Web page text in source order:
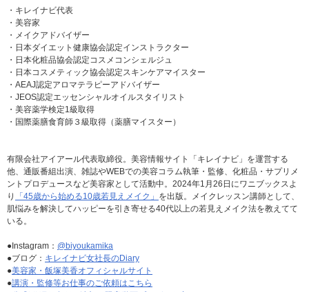
・キレイナビ代表
・美容家
・メイクアドバイザー
・日本ダイエット健康協会認定インストラクター
・日本化粧品協会認定コスメコンシェルジュ
・日本コスメティック協会認定スキンケアマイスター
・AEAJ認定アロマテラピーアドバイザー
・JEOS認定エッセンシャルオイルスタイリスト
・美容薬学検定1級取得
・国際薬膳食育師３級取得（薬膳マイスター）
有限会社アイアール代表取締役。美容情報サイト「キレイナビ」を運営する
他、通販番組出演、雑誌やWEBでの美容コラム執筆・監修、化粧品・サプリメ
ントプロデュースなど美容家として活動中。2024年1月26日にワニブックスよ
り
「45歳から始める10歳若見えメイク」 を出版。メイクレッスン講師として、
肌悩みを解決してハッピーを引き寄せる40代以上の若見えメイク法を教えてて
いる。
●Instagram： @biyoukamika
●ブログ： キレイナビ女社長のDiary
●美容家・飯塚美香オフィシャルサイト
●講演・監修等お仕事のご依頼はこちら